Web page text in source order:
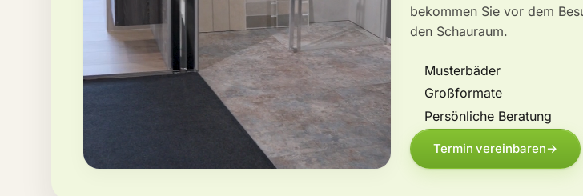
bekommen Sie vor dem
den Schauraum.
Musterbäder
Großformate
Persönliche Beratung
Termin vereinbaren→